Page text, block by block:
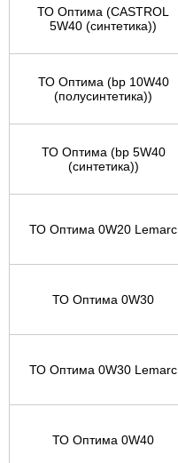
ТО Оптима (CASTROL
5W40 (синтетика))
ТО Оптима (bp 10W40
(полусинтетика))
ТО Оптима (bp 5W40
(синтетика))
ТО Оптима 0W20 Lemarc
ТО Оптима 0W30
ТО Оптима 0W30 Lemarc
ТО Оптима 0W40